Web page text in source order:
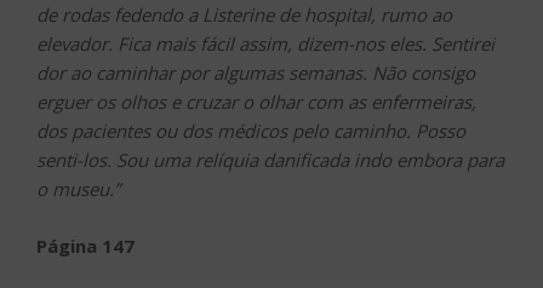
de rodas fedendo a Listerine de hospital, rumo ao
elevador. Fica mais fácil assim, dizem-nos eles. Sentirei
dor ao caminhar por algumas semanas. Não consigo
erguer os olhos e cruzar o olhar com as enfermeiras,
dos pacientes ou dos médicos pelo caminho. Posso
senti-los. Sou uma relíquia danificada indo embora para
o museu.”
Página 147